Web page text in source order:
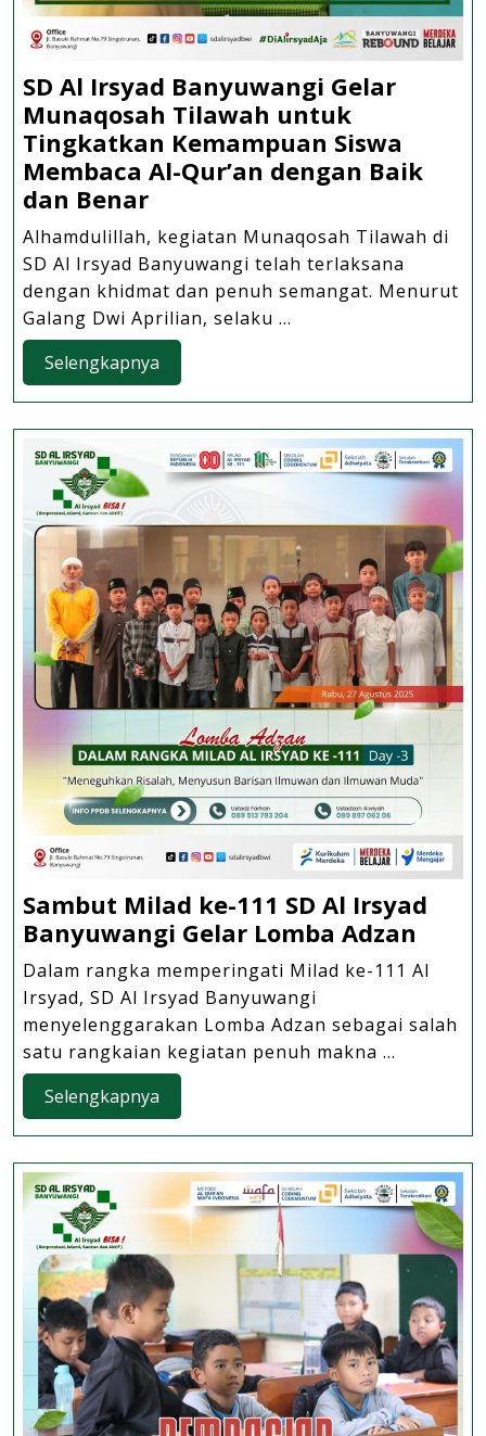
SD Al Irsyad Banyuwangi Gelar
Munaqosah Tilawah untuk
Tingkatkan Kemampuan Siswa
Membaca Al-Qur’an dengan Baik
dan BenarSD
Al
Irsyad
Banyuwangi
Gelar
Munaqosah
Tilawah
untuk
Tingkatkan
Kemampuan
Siswa
Membaca
Al-
Qur’an
dengan
Baik
dan
Benar
Alhamdulillah, kegiatan Munaqosah Tilawah di
SD Al Irsyad Banyuwangi telah terlaksana
dengan khidmat dan penuh semangat. Menurut
Galang Dwi Aprilian, selaku ...
Selengkapnya
Sambut Milad ke-111 SD Al Irsyad
Banyuwangi Gelar Lomba Adzan
Milad
ke-
111
Gelar
Dalam rangka memperingati Milad ke-111 Al
Irsyad, SD Al Irsyad Banyuwangi
menyelenggarakan Lomba Adzan sebagai salah
satu rangkaian kegiatan penuh makna ...
Selengkapnya